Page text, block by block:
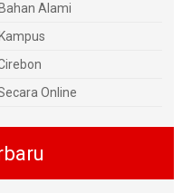
Alami
Online